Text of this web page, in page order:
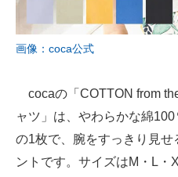
画像：coca公式
cocaの「COTTON from
ャツ」は、やわらかな綿
の1枚で、腕をすっきり見せ
ントです。サイズはM・L・